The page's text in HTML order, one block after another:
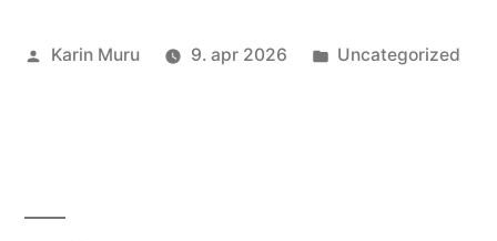
Posted
Karin Muru 9. apr 2026
Posted
Uncategorized